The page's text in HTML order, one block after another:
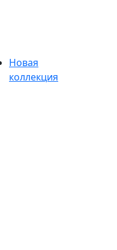
Новая
коллекция